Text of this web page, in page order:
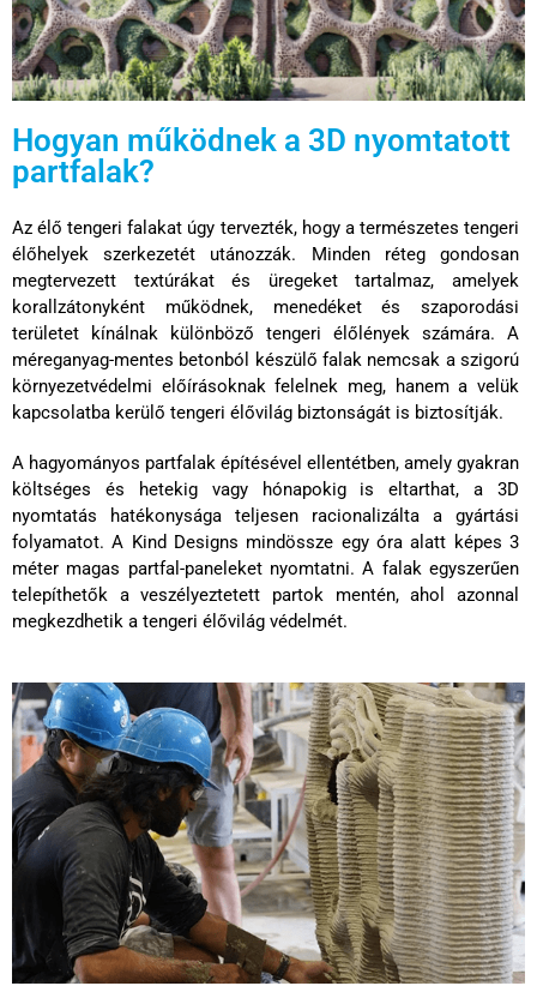
Hogyan működnek a 3D nyomtatott
partfalak?
Az élő tengeri falakat úgy tervezték, hogy a természetes tengeri
élőhelyek szerkezetét utánozzák. Minden réteg gondosan
megtervezett textúrákat és üregeket tartalmaz, amelyek
korallzátonyként működnek, menedéket és szaporodási
területet kínálnak
különböző tengeri élőlények számára. A
méreganyag-mentes betonból készülő falak nemcsak a szigorú
környezetvédelmi előírásoknak felelnek meg, hanem a velük
kapcsolatba kerülő tengeri élővilág biztonságát is biztosítják.
A hagyományos partfalak építésével ellentétben, amely gyakran
költséges és hetekig vagy hónapokig is eltarthat, a 3D
nyomtatás hatékonysága teljesen racionalizálta a gyártási
folyamatot. A Kind Designs mindössze egy óra alatt képes 3
méter magas partfal-paneleket nyomtatni. A falak egyszerűen
telepíthetők a veszélyeztetett partok mentén, ahol azonnal
megkezdhetik a tengeri élővilág védelmét.